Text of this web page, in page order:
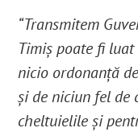
“Transmitem
Timiș poate fi luat
nicio ordonanță
și de niciun fel de
cheltuielile și